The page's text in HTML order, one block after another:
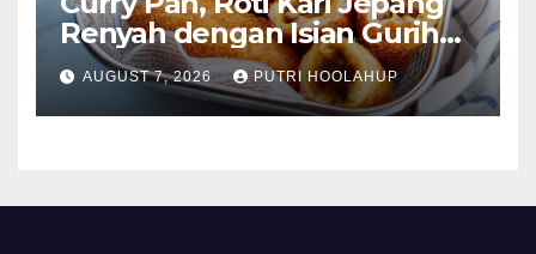
Renyah dengan Isian Gurih
Menggoda
AUGUST 7, 2026 PUTRI HOOLAHUP